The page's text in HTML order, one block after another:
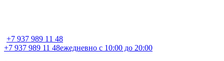
+7 937 989 11 48
+7 937 989 11 48ежедневно с 10:00 до 20:00